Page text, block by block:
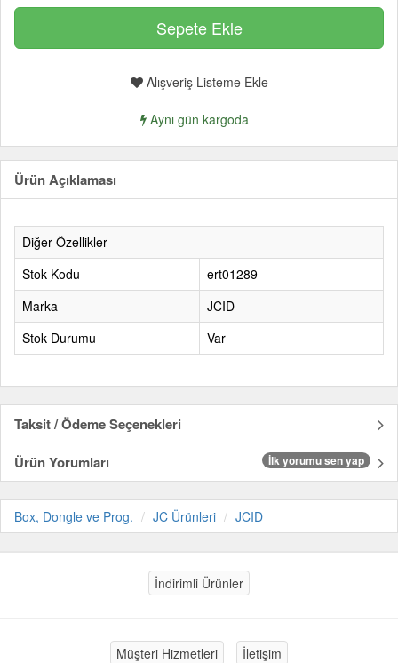
Alışveriş Listeme Ekle
Aynı gün kargoda
Ürün Açıklaması
Diğer Özellikler
Stok Kodu
ert01289
Marka
JCID
Stok Durumu
Var
Taksit / Ödeme Seçenekleri
Ürün Yorumları
İlk yorumu sen yap
Box, Dongle ve Prog. JC Ürünleri JCID
İndirimli Ürünler
Müşteri Hizmetleri İletişim